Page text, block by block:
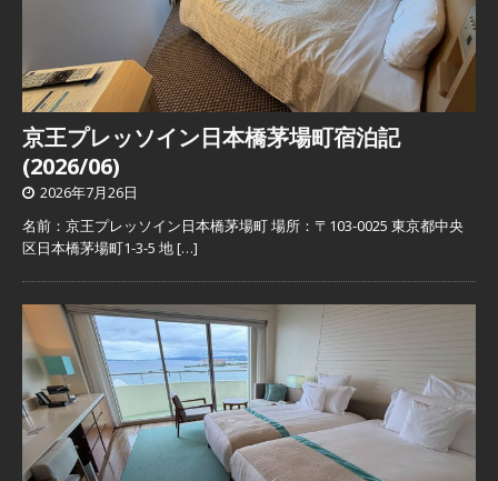
京王プレッソイン日本橋茅場町宿泊記
(2026/06)
2026年7月26日
名前：京王プレッソイン日本橋茅場町 場所：〒103-0025 東京都中央
区日本橋茅場町1-3-5 地[…]